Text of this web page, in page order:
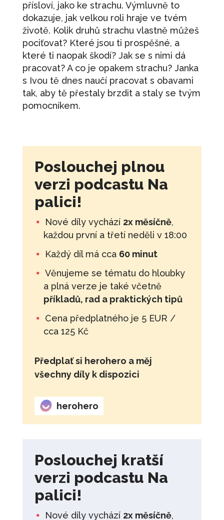
přísloví, jako ke strachu. Výmluvně to
dokazuje, jak velkou roli hraje ve tvém
životě. Kolik druhů strachu vlastně můžeš
pociťovat? Které jsou ti prospěšné, a
které ti naopak škodí? Jak se s nimi dá
pracovat? A co je opakem strachu? Janka
s Ivou tě dnes naučí pracovat s obavami
tak, aby tě přestaly brzdit a staly se tvým
pomocníkem.
Poslouchej plnou
verzi podcastu Na
palici!
Nové díly vychází 2x měsíčně,
každou první a třetí neděli v 18:00
Každý díl má cca 60 minut
Věnujeme se tématu do hloubky
a plná verze je také včetně
příkladů, rad a praktických tipů
Cena předplatného je 5 EUR /
cca 125 Kč
Předplať si herohero a měj
všechny díly k dispozici
herohero
Poslouchej kratší
verzi podcastu Na
palici!
Nové díly vychází 2x měsíčně,